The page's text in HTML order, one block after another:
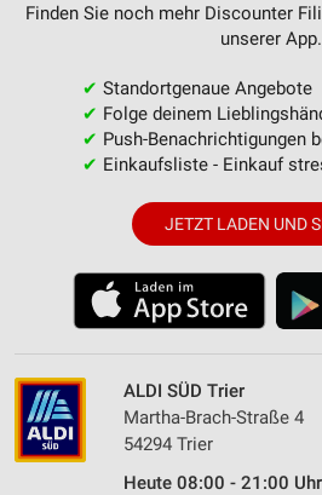
Finden Sie noch mehr Discounter
unserer App.
✔ Standortgenaue Angebote
✔ Folge deinem
✔ Push-Benachrichtigungen
✔ Einkaufsliste - Einkauf
JETZT LADEN UND
ALDI SÜD Trier
Martha-Brach-Straße 4
54294 Trier
Heute 08:00 - 21:00